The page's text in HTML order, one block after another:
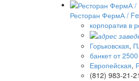
Ресторан ФермА /
корпоратив в
Горьковская,
банкет от
Европейская,
(812) 983-21-